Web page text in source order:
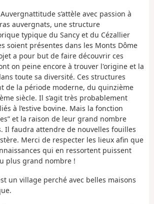
s’attèle avec passion à
auvergnats, une structure
typique du Sancy et du Cézallier
soient présentes dans les Monts Dôme
a pour but de faire découvrir ces
on peine encore à trouver l'origine et la
toute sa diversité. Ces structures
de la période moderne, du quinzième
siècle. Il s’agit très probablement
à l’estive bovine. Mais la fonction
et la raison de leur grand nombre
Il faudra attendre de nouvelles fouilles
Merci de respecter les lieux afin que
qui en ressortent puissent
plus grand nombre !
un village perché avec belles maisons